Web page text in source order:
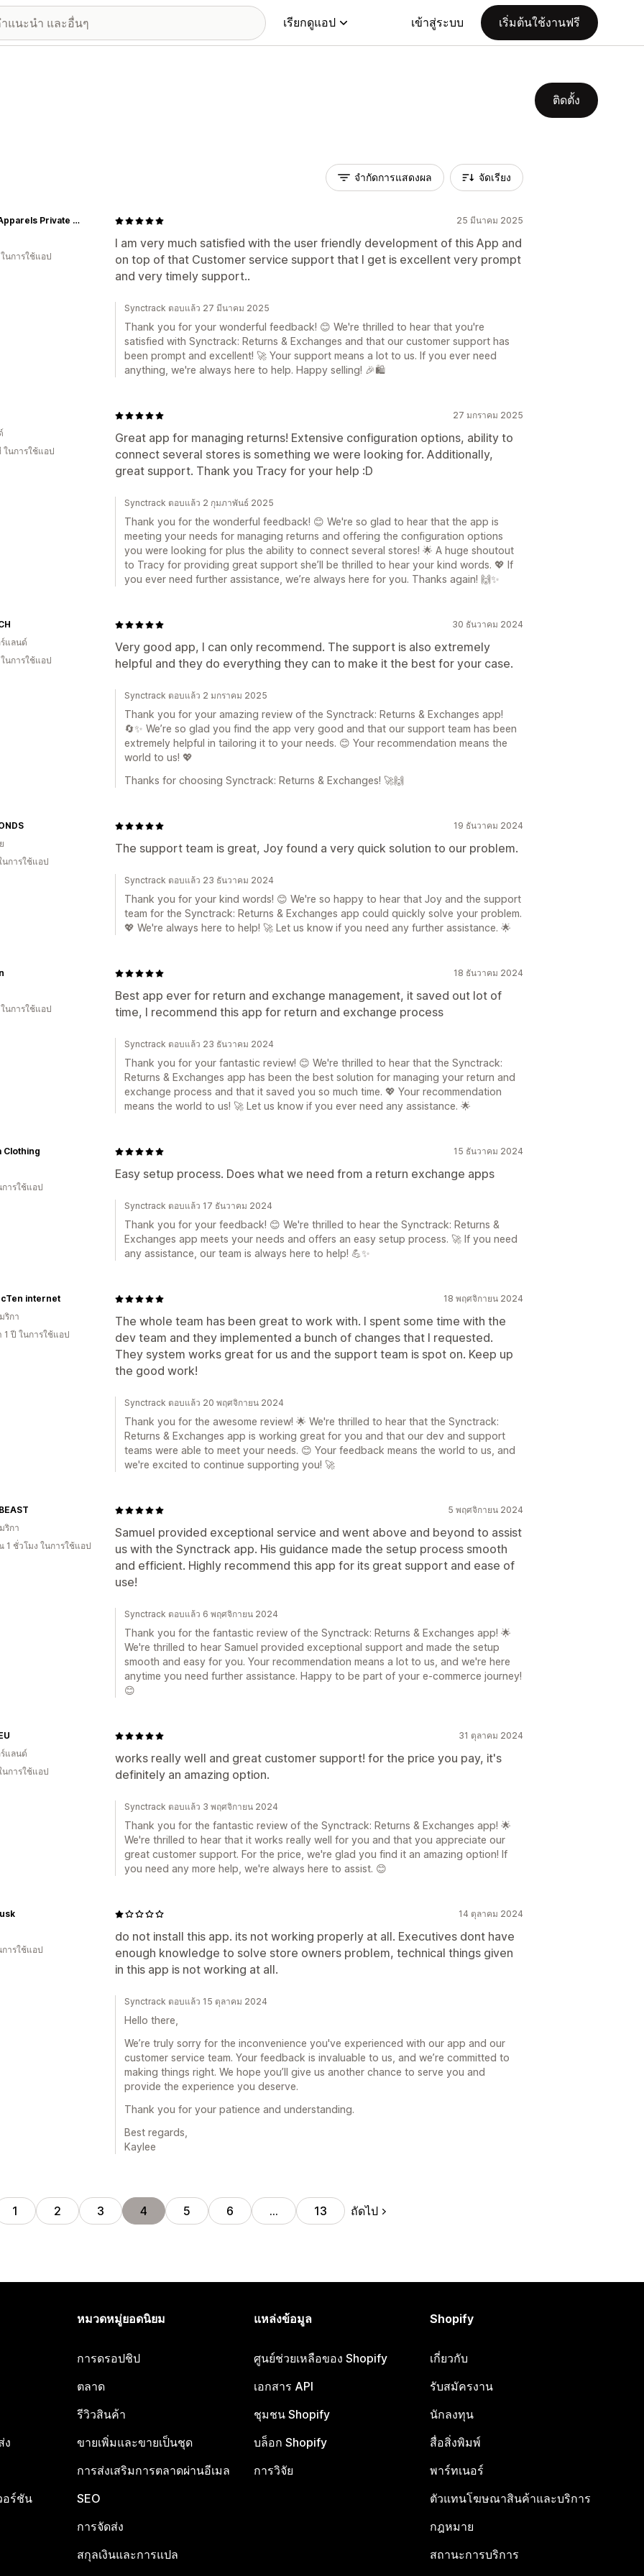
เรียกดูแอป เข้าสู่ระบบ เริ่มต้นใช้งานฟรี
ติดตั้ง
จำกัดการแสดงผล จัดเรียง
25 มีนาคม 2025
I am very much satisfied with the user friendly development of this App and
on top of that Customer service support that I get is excellent very prompt
and very timely support..
Need Apparels Private Limited
นการใช้แอป
Synctrack ตอบแล้ว 27 มีนาคม 2025
Thank you for your wonderful feedback! 😊 We're thrilled to hear that you're
satisfied with Synctrack: Returns & Exchanges and that our customer support has
been prompt and excellent! 🚀 Your support means a lot to us. If you ever need
anything, we're always here to help. Happy selling! 🎉🛍️
27 มกราคม 2025
Great app for managing returns! Extensive configuration options, ability to
connect several stores is something we were looking for. Additionally,
great support. Thank you Tracy for your help :D
ในการใช้แอป
Synctrack ตอบแล้ว 2 กุมภาพันธ์ 2025
Thank you for the wonderful feedback! 😊 We're so glad to hear that the app is
meeting your needs for managing returns and offering the configuration options
you were looking for plus the ability to connect several stores! 🌟 A huge shoutout
to Tracy for providing great support she’ll be thrilled to hear your kind words. 💖 If
you ever need further assistance, we’re always here for you. Thanks again! 🙌✨
30 ธันวาคม 2024
Very good app, I can only recommend. The support is also extremely
helpful and they do everything they can to make it the best for your case.
แลนด์
นการใช้แอป
Synctrack ตอบแล้ว 2 มกราคม 2025
Thank you for your amazing review of the Synctrack: Returns & Exchanges app!
🔄✨ We’re so glad you find the app very good and that our support team has been
extremely helpful in tailoring it to your needs. 😊 Your recommendation means the
world to us! 💖
Thanks for choosing Synctrack: Returns & Exchanges! 🚀🙌
19 ธันวาคม 2024
The support team is great, Joy found a very quick solution to our problem.
นการใช้แอป
Synctrack ตอบแล้ว 23 ธันวาคม 2024
Thank you for your kind words! 😊 We're so happy to hear that Joy and the support
team for the Synctrack: Returns & Exchanges app could quickly solve your problem.
💖 We're always here to help! 🚀 Let us know if you need any further assistance. 🌟
18 ธันวาคม 2024
Best app ever for return and exchange management, it saved out lot of
time, I recommend this app for return and exchange process
นการใช้แอป
Synctrack ตอบแล้ว 23 ธันวาคม 2024
Thank you for your fantastic review! 😊 We're thrilled to hear that the Synctrack:
Returns & Exchanges app has been the best solution for managing your return and
exchange process and that it saved you so much time. 💖 Your recommendation
means the world to us! 🚀 Let us know if you ever need any assistance. 🌟
15 ธันวาคม 2024
Easy setup process. Does what we need from a return exchange apps
Clothing
ารใช้แอป
Synctrack ตอบแล้ว 17 ธันวาคม 2024
Thank you for your feedback! 😊 We're thrilled to hear the Synctrack: Returns &
Exchanges app meets your needs and offers an easy setup process. 🚀 If you need
any assistance, our team is always here to help! 💪✨
18 พฤศจิกายน 2024
The whole team has been great to work with. I spent some time with the
dev team and they implemented a bunch of changes that I requested.
They system works great for us and the support team is spot on. Keep up
the good work!
internet
ริกา
1 ปี ในการใช้แอป
Synctrack ตอบแล้ว 20 พฤศจิกายน 2024
Thank you for the awesome review! 🌟 We're thrilled to hear that the Synctrack:
Returns & Exchanges app is working great for you and that our dev and support
teams were able to meet your needs. 😊 Your feedback means the world to us, and
we're excited to continue supporting you! 🚀
5 พฤศจิกายน 2024
Samuel provided exceptional service and went above and beyond to assist
us with the Synctrack app. His guidance made the setup process smooth
and efficient. Highly recommend this app for its great support and ease of
use!
ริกา
1 ชั่วโมง ในการใช้แอป
Synctrack ตอบแล้ว 6 พฤศจิกายน 2024
Thank you for the fantastic review of the Synctrack: Returns & Exchanges app! 🌟
We're thrilled to hear Samuel provided exceptional support and made the setup
smooth and easy for you. Your recommendation means a lot to us, and we're here
anytime you need further assistance. Happy to be part of your e-commerce journey!
😊
31 ตุลาคม 2024
works really well and great customer support! for the price you pay, it's
definitely an amazing option.
แลนด์
นการใช้แอป
Synctrack ตอบแล้ว 3 พฤศจิกายน 2024
Thank you for the fantastic review of the Synctrack: Returns & Exchanges app! 🌟
We're thrilled to hear that it works really well for you and that you appreciate our
great customer support. For the price, we're glad you find it an amazing option! If
you need any more help, we're always here to assist. 😊
14 ตุลาคม 2024
do not install this app. its not working properly at all. Executives dont have
enough knowledge to solve store owners problem, technical things given
in this app is not working at all.
ารใช้แอป
Synctrack ตอบแล้ว 15 ตุลาคม 2024
Hello there,
We’re truly sorry for the inconvenience you've experienced with our app and our
customer service team. Your feedback is invaluable to us, and we’re committed to
making things right. We hope you’ll give us another chance to serve you and
provide the experience you deserve.
Thank you for your patience and understanding.
Best regards,
Kaylee
1 2 3 4 5 6 … 13 ถัดไป
ง
อร์ชัน
หมวดหมู่ยอดนิยม
การดรอปชิป
ตลาด
รีวิวสินค้า
ขายเพิ่มและขายเป็นชุด
การส่งเสริมการตลาดผ่านอีเมล
SEO
การจัดส่ง
สกุลเงินและการแปล
แหล่งข้อมูล
ศูนย์ช่วยเหลือของ Shopify
เอกสาร API
ชุมชน Shopify
บล็อก Shopify
การวิจัย
Shopify
เกี่ยวกับ
รับสมัครงาน
นักลงทุน
สื่อสิ่งพิมพ์
พาร์ทเนอร์
ตัวแทนโฆษณาสินค้าและบริการ
กฎหมาย
สถานะการบริการ